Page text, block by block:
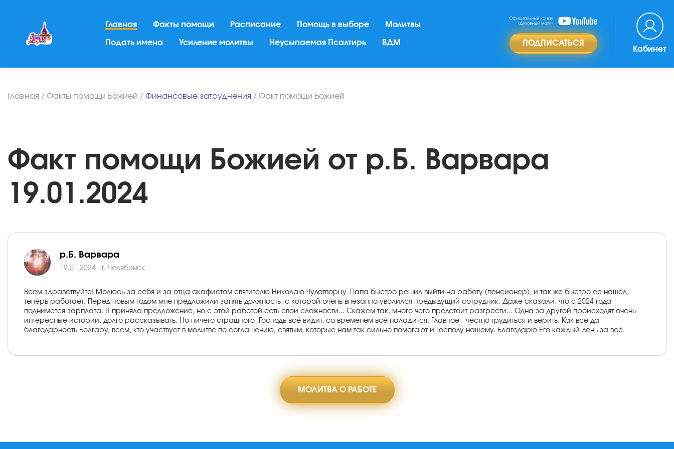
Главная Факты помощи Расписание Помощь в выборе Молитвы
Подать имена Усиление молитвы Неусыпаемая Псалтирь ВДМ ПОДПИСАТЬСЯ
Кабинет
Главная / Факты помощи Божией / Финансовые затруднения / Факт помощи Божией
Факт помощи Божией от р.Б. Варвара
19.01.2024
р.Б. Варвара
19.01.2024 г. Челябинск
Всем здравствуйте! Молюсь за себя и за отца акафистом святителю Николаю Чудотворцу. Папа быстро решил выйти на работу (пенсионер), и так же быстро ее нашёл,
теперь работает. Перед новым годом мне предложили занять должность, с которой очень внезапно уволился предыдущий сотрудник. Даже сказали, что с 2024 года
поднимется зарплата. Я приняла предложение, но с этой работой есть свои сложности... Скажем так, много чего предстоит разгрести... Одна за другой происходят очень
интересные истории, долго рассказывать. Но ничего страшного, Господь всё видит, со временем всё наладится. Главное - честно трудиться и верить. Как всегда -
благодарность Болгару, всем, кто участвует в молитве по соглашению, святым, которые нам так сильно помогают и Господу нашему. Благодарю Его каждый день за всё.
МОЛИТВА О РАБОТЕ